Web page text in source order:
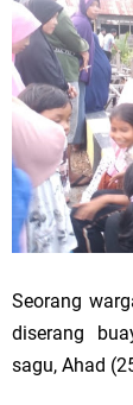
Seorang
diserang
sagu, Ahad